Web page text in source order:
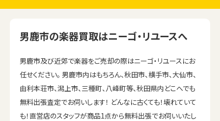
男鹿市の楽器買取はニーゴ・リユースへ
男鹿市及び近郊で楽器をご売却の際はニーゴ・リユースにお
任せください。 男鹿市内はもちろん、秋田市、横手市、大仙市、
由利本荘市、潟上市、三種町、八峰町等、秋田県内どこへでも
無料出張査定でお伺いします！ どんなに古くても！壊れていて
も！直営店のスタッフが商品1点から無料出張でお伺いいたし